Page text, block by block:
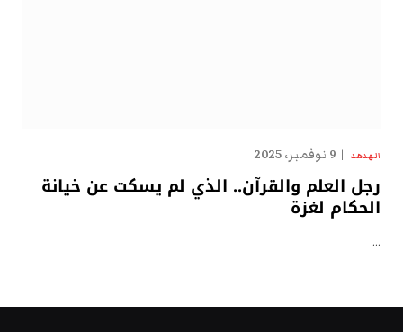
الهدهد 9 نوفمبر، 2025
رجل العلم والقرآن.. الذي لم يسكت عن خيانة
الحكام لغزة
…